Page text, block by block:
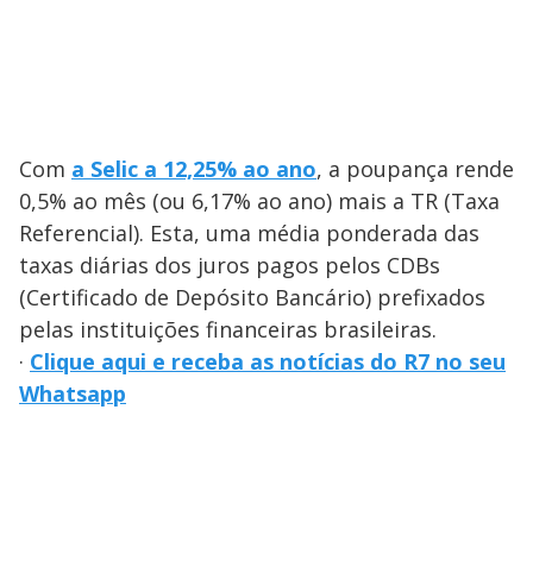
Com a Selic a 12,25% ao ano, a poupança rende
0,5% ao mês (ou 6,17% ao ano) mais a TR (Taxa
Referencial). Esta, uma média ponderada das
taxas diárias dos juros pagos pelos CDBs
(Certificado de Depósito Bancário) prefixados
pelas instituições financeiras brasileiras.
· Clique aqui e receba as notícias do R7 no seu
Whatsapp